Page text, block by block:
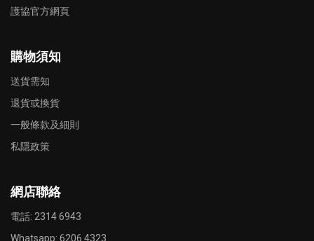
護協官方網頁
購物須知
送貨需知
退貨或換貨
一般條款及細則
私隱政策
網店聯絡
電話: 2314 6943
Whatsapp: 6206 4323